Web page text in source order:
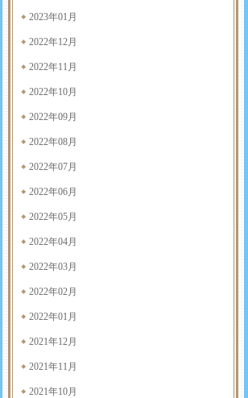
2023年01月
2022年12月
2022年11月
2022年10月
2022年09月
2022年08月
2022年07月
2022年06月
2022年05月
2022年04月
2022年03月
2022年02月
2022年01月
2021年12月
2021年11月
2021年10月